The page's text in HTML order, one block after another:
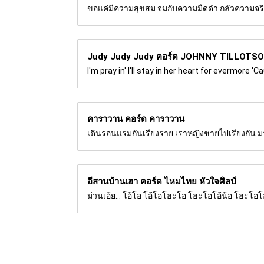
ขอแค่มีความสุขสม จมกับความมืดดำ กลัวความจริ
Judy Judy Judy คอร์ด JOHNNY
I'm pray in' I'll stay in her heart for evermore
คาราวาน คอร์ด คาราวาน
เดินรอนแรมกันเรียงราย เราหญิงชายไปเรียงกัน
อีสานบ้านเฮา คอร์ดไหมไทย หัวใจศิลป์
ม่วนเอ้ย... โอ้โอ โอ้โอโฮะโอ โฮะโอโอ้น้อ โฮะโ